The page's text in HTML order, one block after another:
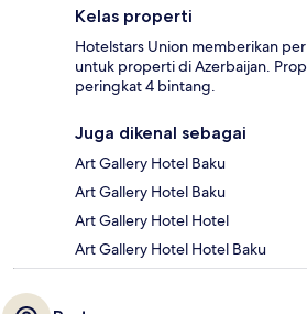
Kelas properti
Hotelstars Union memberikan
untuk properti di Azerbaijan.
peringkat 4 bintang.
Juga dikenal sebagai
Art Gallery Hotel Baku
Art Gallery Hotel Baku
Art Gallery Hotel Hotel
Art Gallery Hotel Hotel Baku